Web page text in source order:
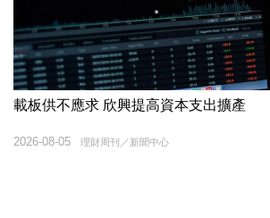
載板供不應求 欣興提高資本支出擴產
理財周刊／新聞中心
2026-08-05